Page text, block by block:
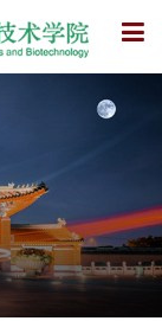
X